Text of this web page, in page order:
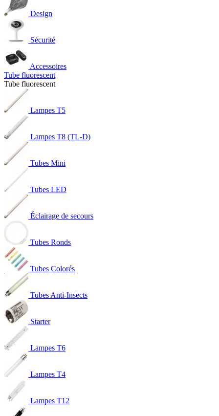
Design
Sécurité
Accessoires
Tube fluorescent
Tube fluorescent
Lampes T5
Lampes T8 (TL-D)
Tubes Mini
Tubes LED
Éclairage de secours
Tubes Ronds
Tubes Colorés
Tubes Anti-Insects
Starter
Lampes T6
Lampes T4
Lampes T12